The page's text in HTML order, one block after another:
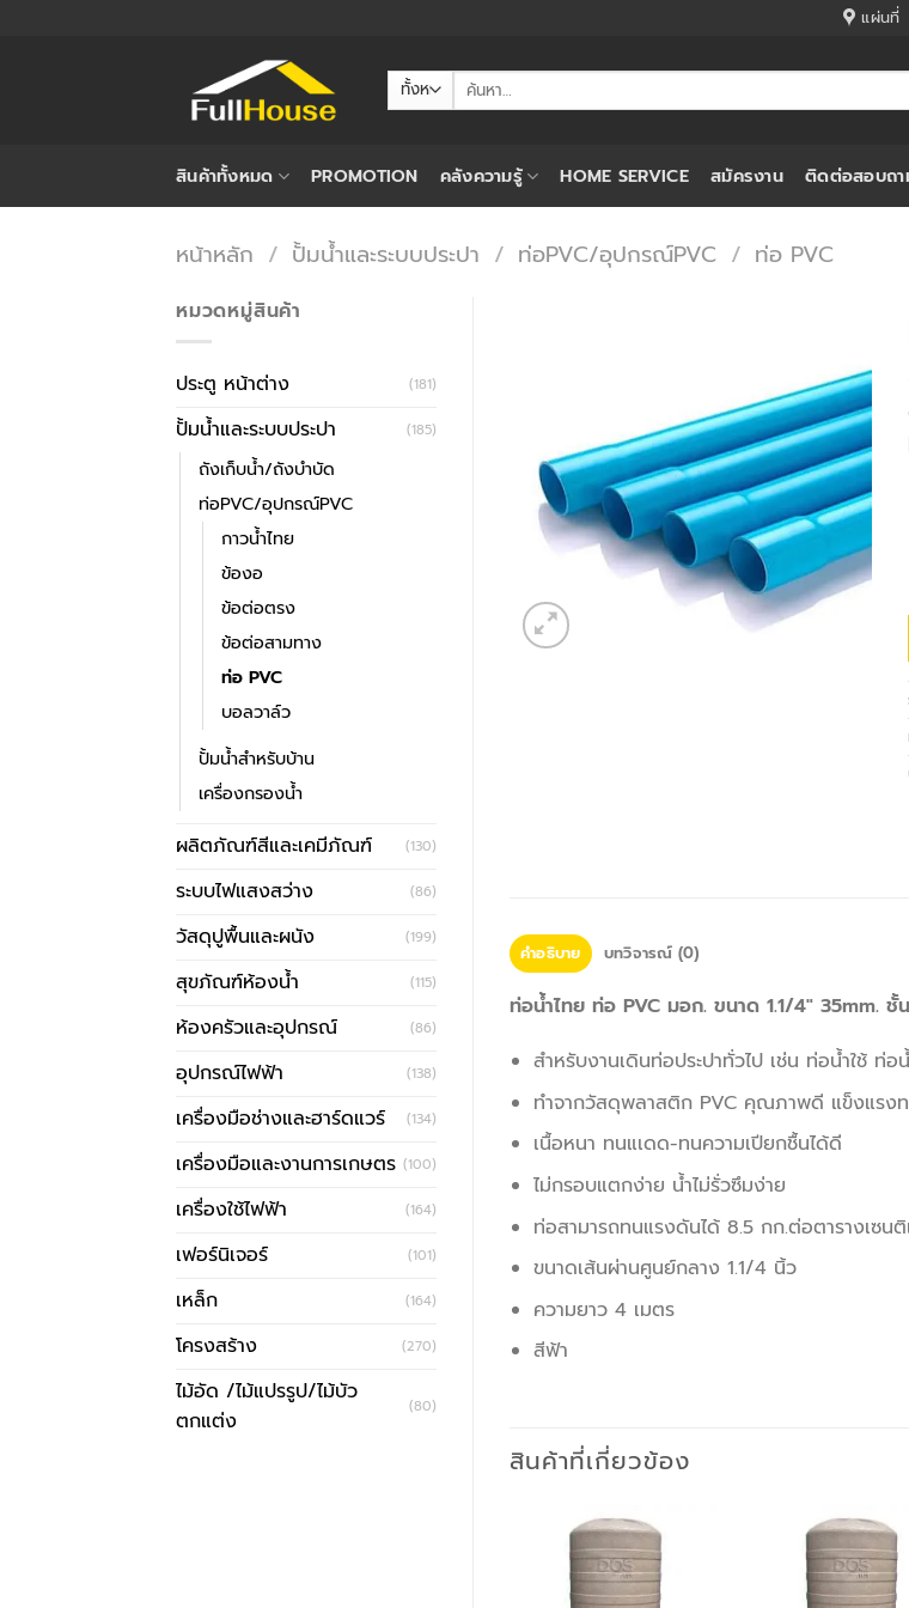
แผ่นที่
ค้นหา:
สินค้าทั้งหมด PROMOTION คลังความรู้ HOME SERVICE สมัครงาน ติดต่อสอบถ
หน้าหลัก / ปั้มน้ำและระบบประปา / ท่อPVC/อุปกรณ์PVC / ท่อ PVC
หมวดหมู่สินค้า
ประตู หน้าต่าง (181)
ปั้มน้ำและระบบประปา (185)
ถังเก็บน้ำ/ถังบำบัด
ท่อPVC/อุปกรณ์PVC
กาวน้ำไทย
ข้องอ
ข้อต่อตรง
ข้อต่อสามทาง
ท่อ PVC
บอลวาล์ว
ปั้มน้ำสำหรับบ้าน
เครื่องกรองน้ำ
ผลิตภัณฑ์สีและเคมีภัณฑ์ (130)
ระบบไฟแสงสว่าง (86)
วัสดุปูพื้นและผนัง (199)
สุขภัณฑ์ห้องน้ำ (115)
ห้องครัวและอุปกรณ์ (86)
อุปกรณ์ไฟฟ้า (138)
เครื่องมือช่างและฮาร์ดแวร์ (134)
เครื่องมือและงานการเกษตร (100)
เครื่องใช้ไฟฟ้า (164)
เฟอร์นิเจอร์ (101)
เหล็ก (164)
โครงสร้าง (270)
ไม้อัด /ไม้แปรรูป/ไม้บัว
ตกแต่ง
(80)
คำอธิบาย บทวิจารณ์ (0)
ท่อน้ำไทย ท่อ PVC มอก. ขนาด 1.1/4″ 35mm.
สำหรับงานเดินท่อประปาทั่วไป เช่น ท่อน้ำใช้ ท่
ทำจากวัสดุพลาสติก PVC คุณภาพดี แข็งแรง
เนื้อหนา ทนแเดด-ทนความเปียกชื้นได้ดี
ไม่กรอบแตกง่าย น้ำไม่รั่วซึมง่าย
ท่อสามารถทนแรงดันได้ 8.5 กก.ต่อตารางเซน
ขนาดเส้นผ่านศูนย์กลาง 1.1/4 นิ้ว
ความยาว 4 เมตร
สีฟ้า
สินค้าที่เกี่ยวข้อง